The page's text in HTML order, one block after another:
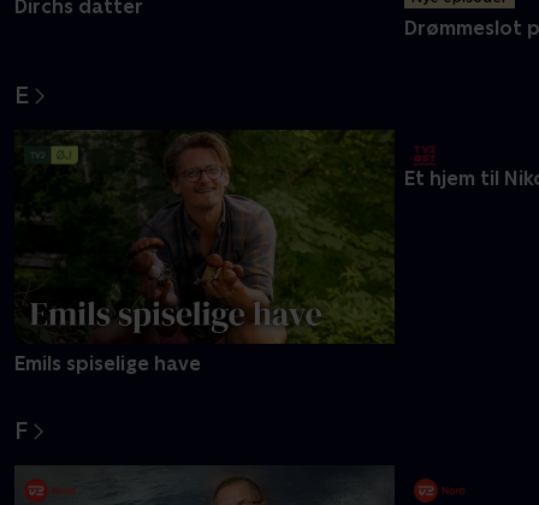
Dirchs datter
Drømmeslot
E
Emils spiselige have Et hjem til